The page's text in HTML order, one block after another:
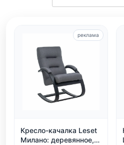
Кресло-качалка Leset
Милано: деревянное,
реклама